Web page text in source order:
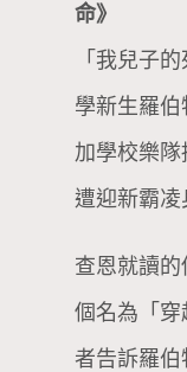
命》
「我兒子
學新生羅伯
加學校樂
遭迎新霸凌
查恩就讀
個名為「
者告訴羅伯